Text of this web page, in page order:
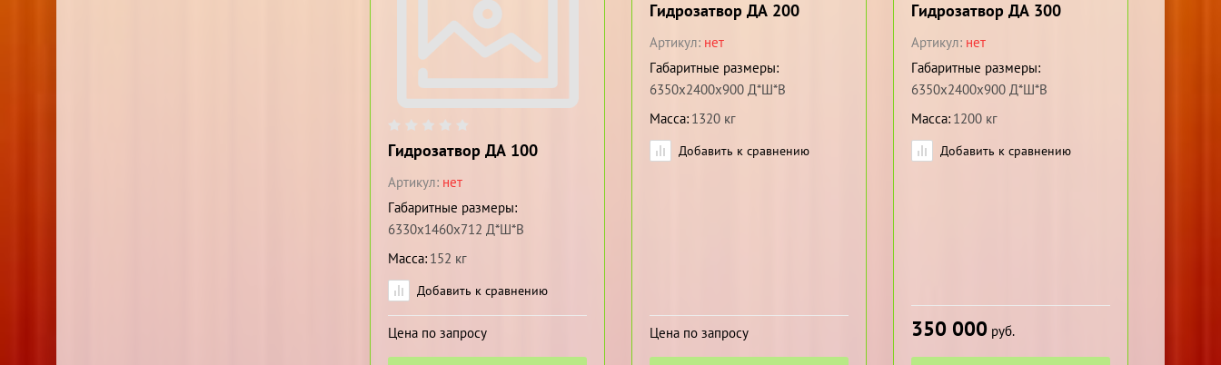
Гидрозатвор ДА 100
Артикул: нет
Габаритные размеры
6330х1460х712 Д*Ш*В
Масса 152 кг
Добавить к сравнению
Цена по запросу
Гидрозатвор ДА 200
Артикул: нет
Габаритные размеры
6350х2400х900 Д*Ш*В
Масса 1320 кг
Добавить к сравнению
Цена по запросу
Гидрозатвор ДА 300
Артикул: нет
Габаритные размеры
6350х2400х900 Д*Ш*В
Масса 1200 кг
Добавить к сравнению
350 000 руб.